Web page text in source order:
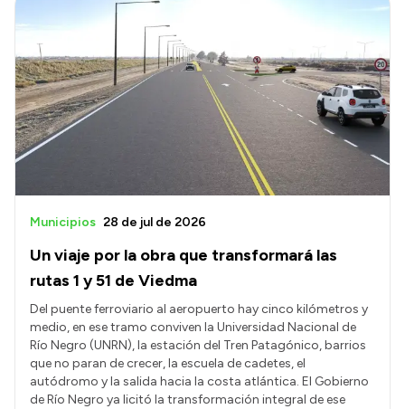
Un viaje por la obra que transformará las
rutas 1 y 51 de Viedma
Municipios 28 de jul de 2026
Del puente ferroviario al aeropuerto hay cinco kilómetros y
medio, en ese tramo conviven la Universidad Nacional de
Río Negro (UNRN), la estación del Tren Patagónico, barrios
que no paran de crecer, la escuela de cadetes, el
autódromo y la salida hacia la costa atlántica. El Gobierno
de Río Negro ya licitó la transformación integral de ese